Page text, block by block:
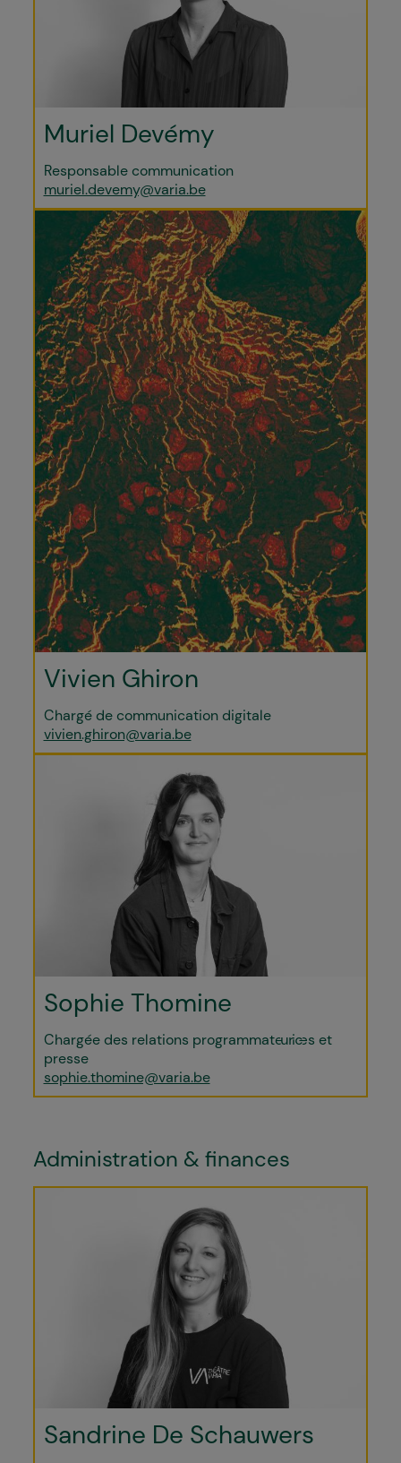
Muriel Devémy
Responsable communication
muriel.devemy@varia.be
Vivien Ghiron
Chargé de communication digitale
vivien.ghiron@varia.be
Sophie Thomine
Chargée des relations programmateur·ices et
presse
sophie.thomine@varia.be
Administration & finances
Sandrine De Schauwers